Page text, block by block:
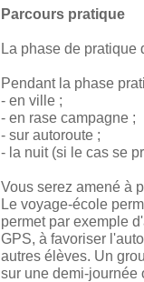
Parcours pratique
La phase de pratique
Pendant la phase
- en ville ;
- en rase campagne ;
- sur autoroute ;
- la nuit (si le cas se
Vous serez amené à
Le voyage-école
permet par exemple
GPS, à favoriser
autres élèves. Un
sur une demi-journée